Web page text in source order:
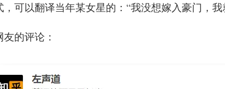
可以翻译当年某女星的：“我没想嫁入豪门，
的评论：